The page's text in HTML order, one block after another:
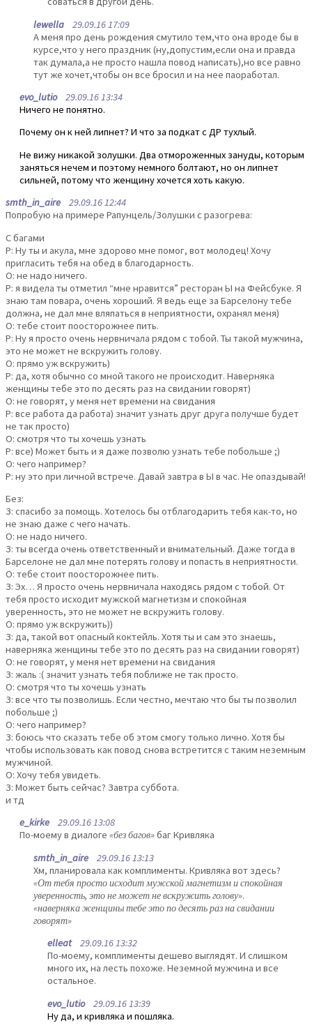
lewella 29.09.16 17:09
А меня про день рождения смутило тем,что она вроде бы в
курсе,что у него праздник (ну,допустим,если она и правда
так думала,а не просто нашла повод написать),но все равно
тут же хочет,чтобы он все бросил и на нее паоработал.
evo_lutio29.09.16 13:34
Ничего не понятно.
Почему он к ней липнет? И что за подкат с ДР тухлый.
Не вижу никакой золушки. Два отмороженных зануды, которым
заняться нечем и поэтому немного болтают, но он липнет
сильней, потому что женщину хочется хоть какую.
smth_in_aire 29.09.16 12:44
Попробую на примере Рапунцель/Золушки с разогрева:
С багами
Р: Ну ты и акула, мне здорово мне помог, вот молодец! Хочу
пригласить тебя на обед в благодарность.
О: не надо ничего.
Р: я видела ты отметил “мне нравится” ресторан Ы на Фейсбуке. Я
знаю там повара, очень хороший. Я ведь еще за Барселону тебе
должна, не дал мне вляпаться в неприятности, охранял меня)
О: тебе стоит поосторожнее пить.
Р: Ну я просто очень нервничала рядом с тобой. Ты такой мужчина,
это не может не вскружить голову.
О: прямо уж вскружить)
Р: да, хотя обычно со мной такого не происходит. Наверняка
женщины тебе это по десять раз на свидании говорят)
О: не говорят, у меня нет времени на свидания
Р: все работа да работа) значит узнать друг друга получше будет
не так просто)
О: смотря что ты хочешь узнать
Р: все) Может быть и я даже позволю узнать тебе побольше ;)
О: чего например?
Р: ну это при личной встрече. Давай завтра в Ы в час. Не опаздывай!
Без:
З: спасибо за помощь. Хотелось бы отблагодарить тебя как-то, но
не знаю даже с чего начать.
О: не надо ничего.
З: ты всегда очень ответственный и внимательный. Даже тогда в
Барселоне не дал мне потерять голову и попасть в неприятности.
О: тебе стоит поосторожнее пить.
З: Эх… Я просто очень нервничала находясь рядом с тобой. От
тебя просто исходит мужской магнетизм и спокойная
уверенность, это не может не вскружить голову.
О: прямо уж вскружить))
З: да, такой вот опасный коктейль. Хотя ты и сам это знаешь,
наверняка женщины тебе это по десять раз на свидании говорят)
О: не говорят, у меня нет времени на свидания
З: жаль :( значит узнать тебя поближе не так просто.
О: смотря что ты хочешь узнать
З: все что ты позволишь. Если честно, мечтаю что бы ты позволил
побольше ;)
О: чего например?
З: боюсь что сказать тебе об этом смогу только лично. Хотя бы
чтобы использовать как повод снова встретится с таким неземным
мужчиной.
О: Хочу тебя увидеть.
З: Может быть сейчас? Завтра суббота.
и тд
e_kirke 29.09.16 13:08
По-моему в диалоге «без багов»баг Кривляка
smth_in_aire 29.09.16 13:13
Хм, планировала как комплименты. Кривляка вот здесь?
«От тебя просто исходит мужской магнетизм и спокойная
уверенность, это не может не вскружить голову».
«наверняка женщины тебе это по десять раз на свидании
говорят»
elleat29.09.16 13:32
По-моему, комплименты дешево выглядят. И слишком
много их, на лесть похоже. Неземной мужчина и все
остальное.
evo_lutio29.09.16 13:39
Ну да, и кривляка и пошляка.